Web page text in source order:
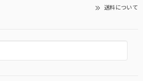
送料について